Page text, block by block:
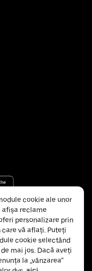
cookie ale unor
afișa reclame
personalizare prin
vă aflați. Puteți
cookie selectând
mai jos. Dacă aveți
la „vânzarea”